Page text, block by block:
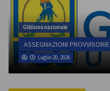
Gildains nazionale
ASSEGNAZIONI PROVVISORIE
Luglio 20, 2026